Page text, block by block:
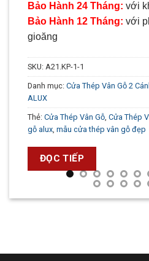
Bảo Hành 24 Tháng: với
Bảo Hành 12 Tháng: với
gioăng
SKU: A21.KP-1-1
Danh mục: Cửa Thép Vân Gỗ 2
ALUX
Thẻ: Cửa Thép Vân Gỗ Cửa Thép
gỗ alux mẫu cửa thép vân gỗ đẹp
ĐỌC TIẾP